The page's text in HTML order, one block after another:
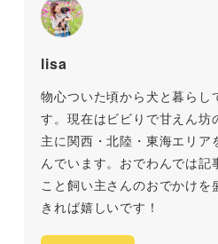
lisa
物心ついた頃から犬と暮らし
す。現在はビビりで甘えん坊
主に関西・北陸・東海エリア
んでいます。おでわんでは記
こと飼い主さんのおでかけ
きれば嬉しいです！